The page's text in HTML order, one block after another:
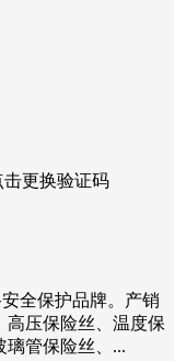
全保护品牌。产销
高压保险丝、温度保
璃管保险丝、...